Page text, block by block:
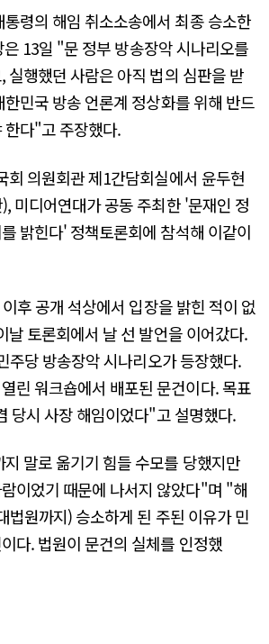
령의 해임 취소소송에서 최종 승소한
13일 "문 정부 방송장악 시나리오를
실행했던 사람은 아직 법의 심판을 받
민국 방송 언론계 정상화를 위해 반드
한다"고 주장했다.
회 의원회관 제1간담회실에서 윤두현
미디어연대가 공동 주최한 '문재인 정
밝힌다' 정책토론회에 참석해 이같이
후 공개 석상에서 입장을 밝힌 적이 없
날 토론회에서 날 선 발언을 이어갔다.
주당 방송장악 시나리오가 등장했다.
린 워크숍에서 배포된 문건이다. 목표
당시 사장 해임이었다"고 설명했다.
말로 옮기기 힘들 수모를 당했지만
이었기 때문에 나서지 않았다"며 "해
법원까지) 승소하게 된 주된 이유가 민
다. 법원이 문건의 실체를 인정했